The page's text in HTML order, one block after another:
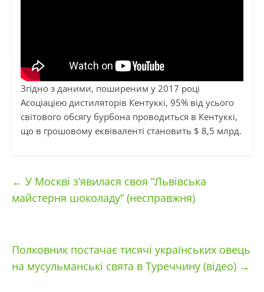
Згідно з даними, поширеним у 2017 році
Асоціацією дистиляторів Кентуккі, 95% від усього
світового обсягу бурбона проводиться в Кентуккі,
що в грошовому еквіваленті становить $ 8,5 млрд.
← У Москві з’явилася своя “Львівська
майстерня шоколаду” (несправжня)
Полковник постачає тисячі українських овець
на мусульманські свята в Туреччину (відео) →